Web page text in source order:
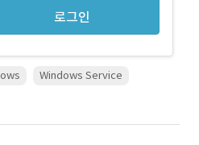
로그인
Windows Service